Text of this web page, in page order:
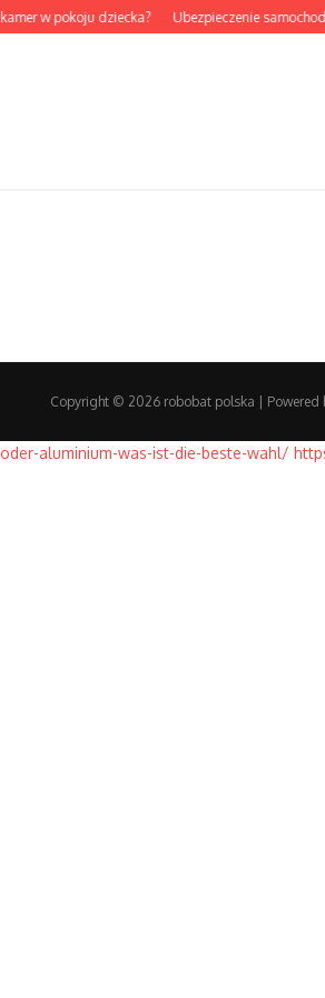
w pokoju dziecka? Ubezpieczenie
Copyright © 2026 robobat polska | Powered
aluminium-was-ist-die-beste-wahl/